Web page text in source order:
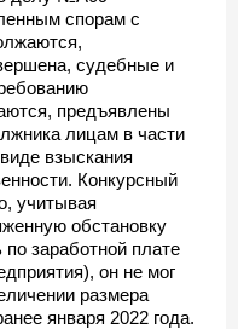
спорам с
судебные и
предъявлены
лицам в части
взыскания
Конкурсный
учитывая
обстановку
заработной плате
он не мог
размера
января 2022 года.